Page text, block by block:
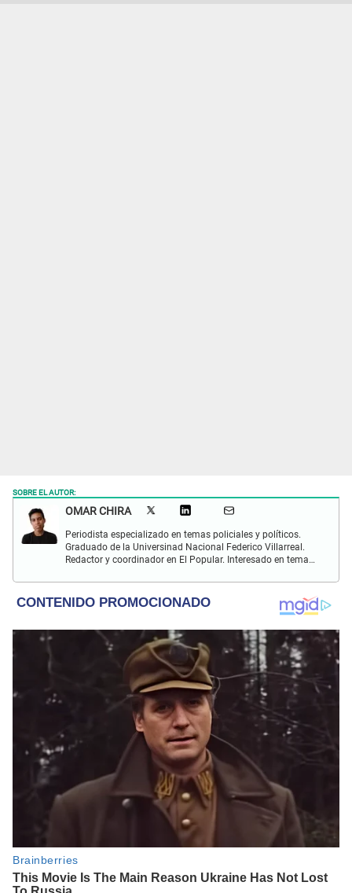
SOBRE EL AUTOR:
OMAR CHIRA
Periodista especializado en temas policiales y políticos.
Graduado de la Universinad Nacional Federico Villarreal.
Redactor y coordinador en El Popular. Interesado en temas